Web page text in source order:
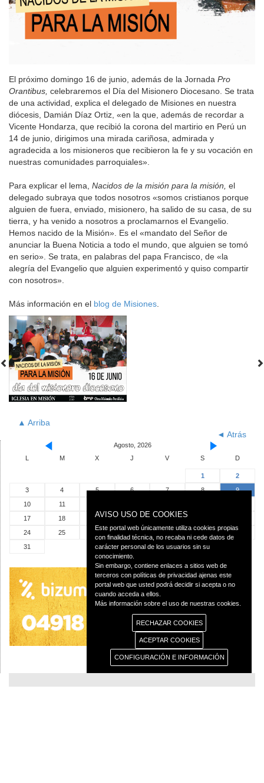
El próximo domingo 16 de junio, además de la Jornada Pro
Orantibus, celebraremos el Día del Misionero Diocesano. Se trata
de una actividad, explica el delegado de Misiones en nuestra
diócesis, Damián Díaz Ortiz, «en la que, además de recordar a
Vicente Hondarza, que recibió la corona del martirio en Perú un
14 de junio, dirigimos una mirada cariñosa, admirada y
agradecida a los misioneros que recibieron la fe y su vocación en
nuestras comunidades parroquiales».
Para explicar el lema, Nacidos de la misión para la misión, el
delegado subraya que todos nosotros «somos cristianos porque
alguien de fuera, enviado, misionero, ha salido de su casa, de su
tierra, y ha venido a nosotros a proclamarnos el Evangelio.
Hemos nacido de la Misión». Es el «mandato del Señor de
anunciar la Buena Noticia a todo el mundo, que alguien se tomó
en serio». Se trata, en palabras del papa Francisco, de «la
alegría del Evangelio que alguien experimentó y quiso compartir
con nosotros».
Más información en el blog de Misiones
▲ Arriba
◄ Atrás
Agosto, 2026
L
M X J V S D
1
2
3
4 5 6 7 8
9
10
11
17
18 19 20 21
24
25 26 27 28 29
30
31
AVISO USO DE COOKIES
Este portal web únicamente utiliza cookies propias
con finalidad técnica, no recaba ni cede datos de
carácter personal de los usuarios sin su
conocimiento.
Sin embargo, contiene enlaces a sitios web de
terceros con políticas de privacidad ajenas este
portal web que usted podrá decidir si acepta o no
cuando acceda a ellos.
Más información sobre el uso de nuestras cookies.
RECHAZAR COOKIES
ACEPTAR COOKIES
CONFIGURACIÓN E INFORMACIÓN